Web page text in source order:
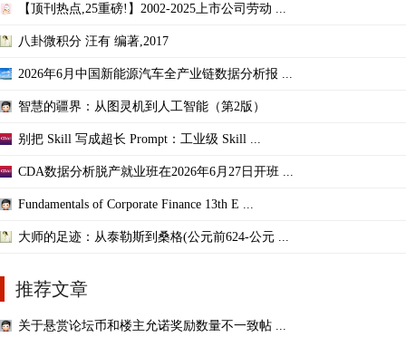
【顶刊热点,25重磅!】2002-2025上市公司劳动 ...
八卦微积分 汪有 编著,2017
2026年6月中国新能源汽车全产业链数据分析报 ...
智慧的疆界：从图灵机到人工智能（第2版）
别把 Skill 写成超长 Prompt：工业级 Skill ...
CDA数据分析脱产就业班在2026年6月27日开班 ...
Fundamentals of Corporate Finance 13th E ...
大师的足迹：从泰勒斯到桑格(公元前624-公元 ...
推荐文章
关于悬赏论坛币和楼主允诺奖励数量不一致帖 ...